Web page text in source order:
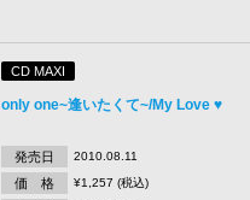
CD MAXI
only one~逢いたくて~/My Love ♥
発売日 2010.08.11
価 格 ¥1,257 (税込)